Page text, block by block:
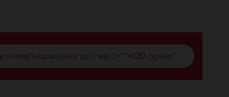
να διαχειριστείτε τις ρυθμίσεις απορρήτου,
strongΓίνομαι μέλος με < wg-1="">€30 /χρόνο*